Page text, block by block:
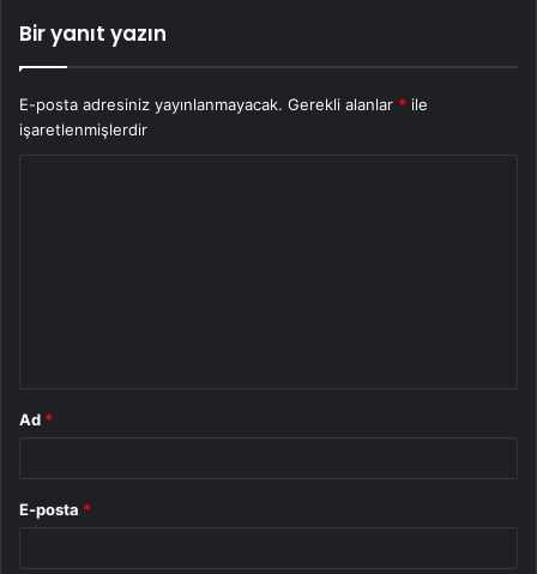
Bir yanıt yazın
E-posta adresiniz yayınlanmayacak. Gerekli alanlar * ile
işaretlenmişlerdir
Ad *
E-posta *